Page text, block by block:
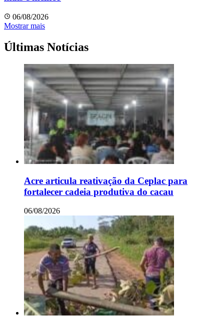
06/08/2026
Mostrar mais
Últimas Notícias
Acre articula reativação da Ceplac para
fortalecer cadeia produtiva do cacau
06/08/2026